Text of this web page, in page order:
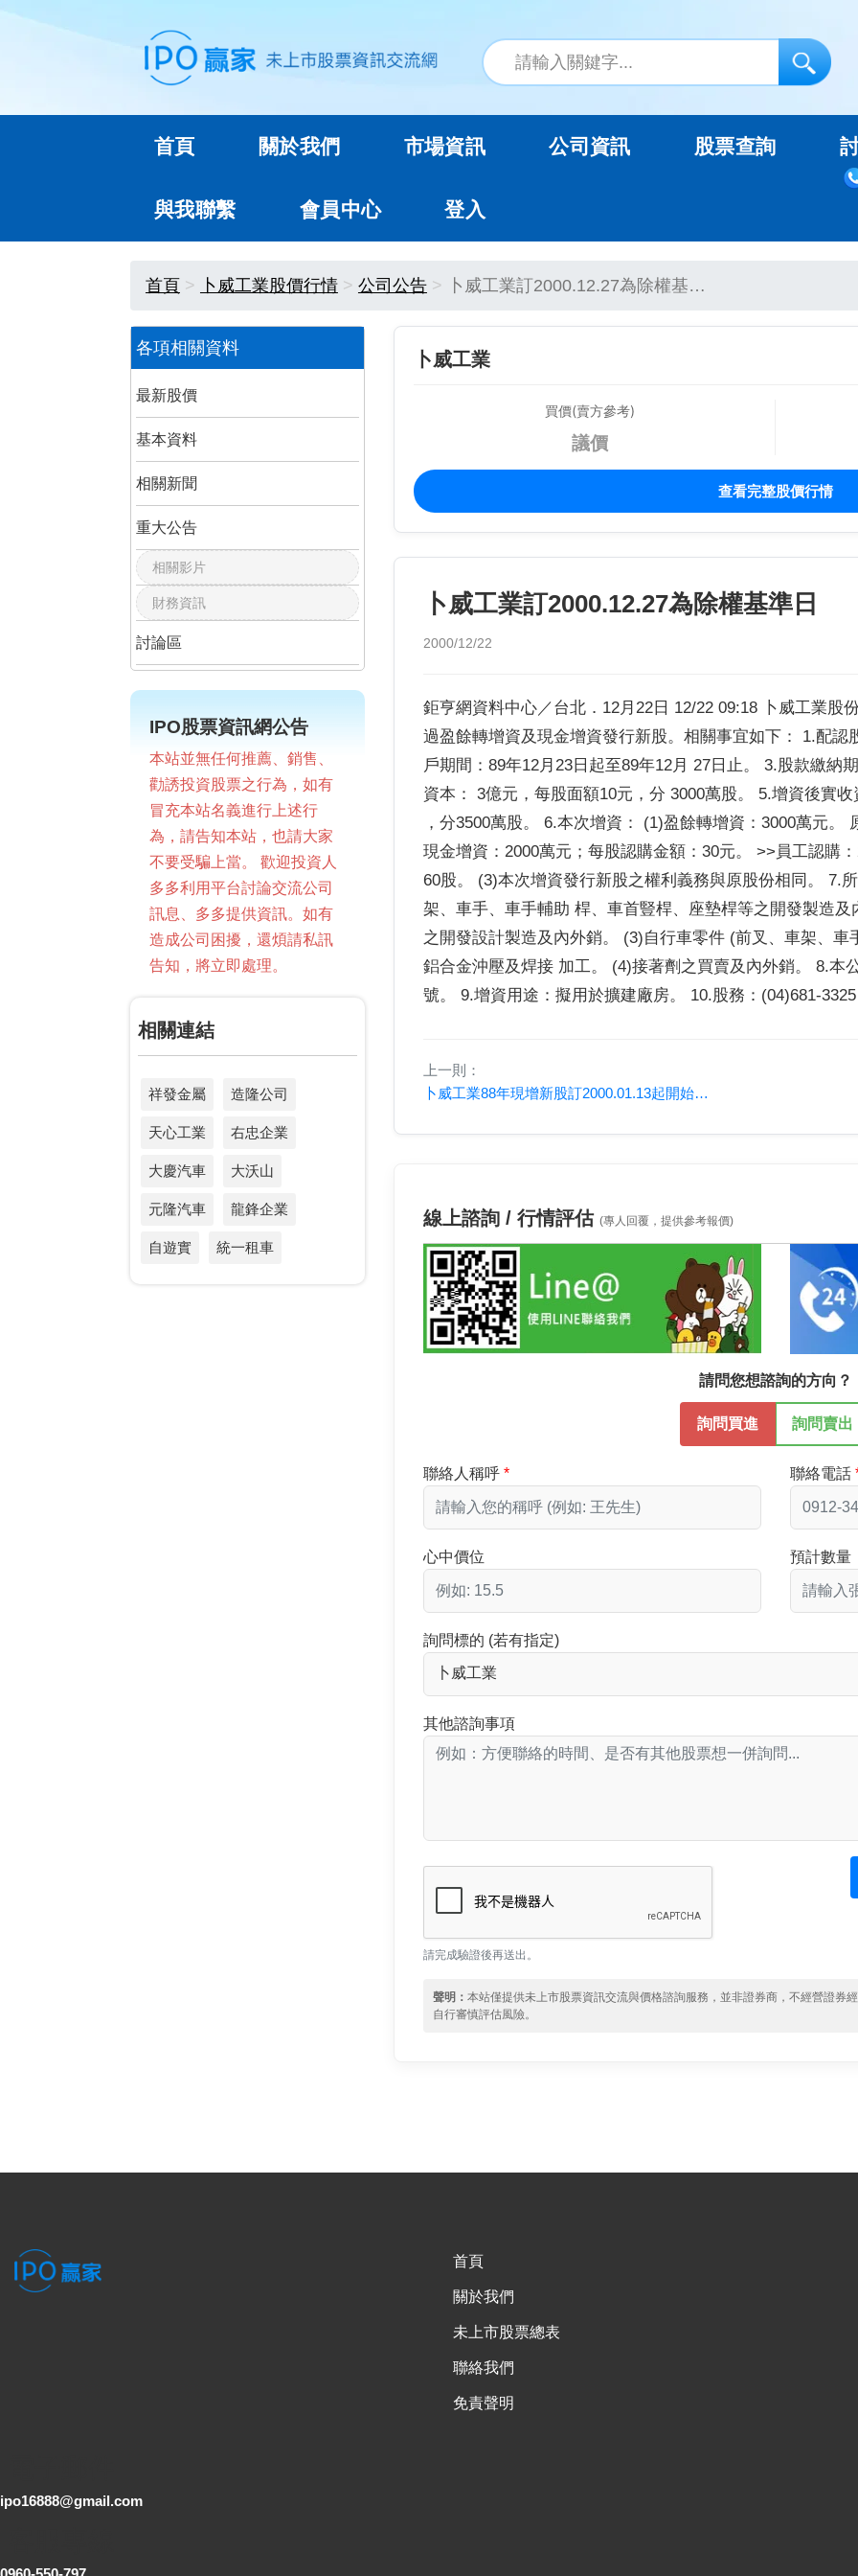
首頁 關於我們 市場資訊 公司資訊 股票查詢
與我聯繫 會員中心 登入
首頁 卜威工業股價行情 公司公告 卜威工業訂2000.12.27為除權基…
各項相關資料
最新股價
基本資料
相關新聞
重大公告
相關影片
財務資訊
討論區
IPO股票資訊網公告
本站並無任何推薦、銷售、
勸誘投資股票之行為，如有
冒充本站名義進行上述行
為，請告知本站，也請大家
不要受騙上當。 歡迎投資人
多多利用平台討論交流公司
訊息、多多提供資訊。如有
造成公司困擾，還煩請私訊
告知，將立即處理。
相關連結
祥發金屬 造隆公司
天心工業 右忠企業
大慶汽車 大沃山
元隆汽車 龍鋒企業
自遊實 統一租車
卜威工業
買價(賣方參考)
議價
查看完整股價行情
卜威工業訂2000.12.27為除權基準日
2000/12/22
鉅亨網資料中心／台北．12月22日 12/22 09:18 卜威工業股
過盈餘轉增資及現金增資發行新股。相關事宜如下： 1.配認
戶期間：89年12月23日起至89年12月 27日止。 3.股款繳納
資本： 3億元，每股面額10元，分 3000萬股。 5.增資後實
，分3500萬股。 6.本次增資： (1)盈餘轉增資：3000萬元。
現金增資：2000萬元；每股認購金額：30元。 >>員工認購
60股。 (3)本次增資發行新股之權利義務與原股份相同。 7.
架、車手、車手輔助 桿、車首豎桿、座墊桿等之開發製造
之開發設計製造及內外銷。 (3)自行車零件 (前叉、車架、
鋁合金沖壓及焊接 加工。 (4)接著劑之買賣及內外銷。 8.本
號。 9.增資用途：擬用於擴建廠房。 10.股務：(04)681-3325
上一則：
卜威工業88年現增新股訂2000.01.13起開始發放
線上諮詢 / 行情評估(專人回覆，提供參考報價)
請問您想諮詢的方向？
詢問買進 詢問賣出
聯絡人稱呼 聯絡電話
心中價位 預計數量
詢問標的 (若有指定)
其他諮詢事項
請完成驗證後再送出。
聲明：本站僅提供未上市股票資訊交流與價格諮詢服務，並非證券商，不經營證券
自行審慎評估風險。
首頁
關於我們
未上市股票總表
聯絡我們
免責聲明
ipo16888@gmail.com